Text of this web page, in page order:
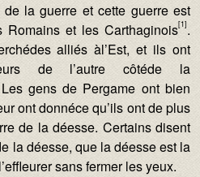
la guerre et cette guerre est
et les Carthaginois[1].
alliés àl’Est, et ils ont
de l’autre côtéde la
gens de Pergame ont bien
ont donnéce qu’ils ont de plus
de la déesse. Certains disent
la déesse, que la déesse est la
sans fermer les yeux.